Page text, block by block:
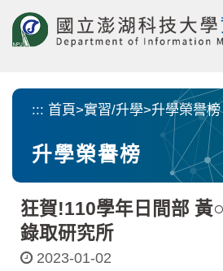
::: 首頁>實習/升學>升學榮譽榜
升學榮譽榜
狂賀!110學年日間部 黃
錄取研究所
2023-01-02